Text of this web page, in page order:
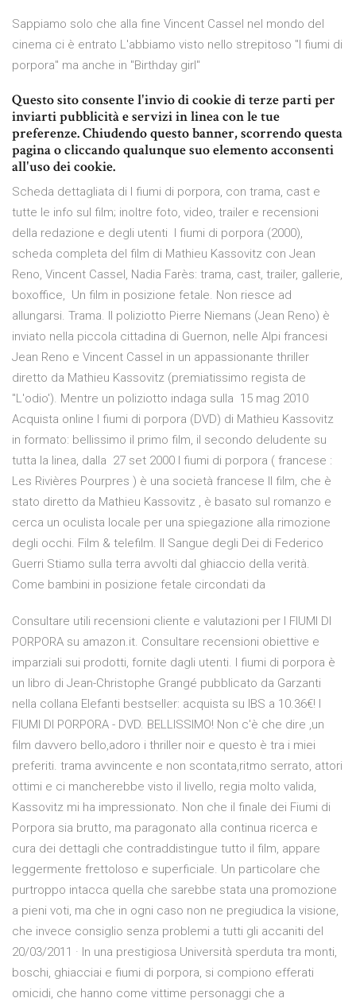
Sappiamo solo che alla fine Vincent Cassel nel mondo del
cinema ci è entrato L'abbiamo visto nello strepitoso "I fiumi di
porpora" ma anche in "Birthday girl"
Questo sito consente l'invio di cookie di terze parti per
inviarti pubblicità e servizi in linea con le tue
preferenze. Chiudendo questo banner, scorrendo questa
pagina o cliccando qualunque suo elemento acconsenti
all'uso dei cookie.
Scheda dettagliata di I fiumi di porpora, con trama, cast e
tutte le info sul film; inoltre foto, video, trailer e recensioni
della redazione e degli utenti I fiumi di porpora (2000),
scheda completa del film di Mathieu Kassovitz con Jean
Reno, Vincent Cassel, Nadia Farès: trama, cast, trailer, gallerie,
boxoffice, Un film in posizione fetale. Non riesce ad
allungarsi. Trama. Il poliziotto Pierre Niemans (Jean Reno) è
inviato nella piccola cittadina di Guernon, nelle Alpi francesi
Jean Reno e Vincent Cassel in un appassionante thriller
diretto da Mathieu Kassovitz (premiatissimo regista de
"L'odio'). Mentre un poliziotto indaga sulla 15 mag 2010
Acquista online I fiumi di porpora (DVD) di Mathieu Kassovitz
in formato: bellissimo il primo film, il secondo deludente su
tutta la linea, dalla 27 set 2000 I fiumi di porpora ( francese :
Les Rivières Pourpres ) è una società francese Il film, che è
stato diretto da Mathieu Kassovitz , è basato sul romanzo e
cerca un oculista locale per una spiegazione alla rimozione
degli occhi. Film & telefilm. Il Sangue degli Dei di Federico
Guerri Stiamo sulla terra avvolti dal ghiaccio della verità.
Come bambini in posizione fetale circondati da
Consultare utili recensioni cliente e valutazioni per I FIUMI DI
PORPORA su amazon.it. Consultare recensioni obiettive e
imparziali sui prodotti, fornite dagli utenti. I fiumi di porpora è
un libro di Jean-Christophe Grangé pubblicato da Garzanti
nella collana Elefanti bestseller: acquista su IBS a 10.36€! I
FIUMI DI PORPORA - DVD. BELLISSIMO! Non c'è che dire ,un
film davvero bello,adoro i thriller noir e questo è tra i miei
preferiti. trama avvincente e non scontata,ritmo serrato, attori
ottimi e ci mancherebbe visto il livello, regia molto valida,
Kassovitz mi ha impressionato. Non che il finale dei Fiumi di
Porpora sia brutto, ma paragonato alla continua ricerca e
cura dei dettagli che contraddistingue tutto il film, appare
leggermente frettoloso e superficiale. Un particolare che
purtroppo intacca quella che sarebbe stata una promozione
a pieni voti, ma che in ogni caso non ne pregiudica la visione,
che invece consiglio senza problemi a tutti gli accaniti del
20/03/2011 · In una prestigiosa Università sperduta tra monti,
boschi, ghiacciai e fiumi di porpora, si compiono efferati
omicidi, che hanno come vittime personaggi che a